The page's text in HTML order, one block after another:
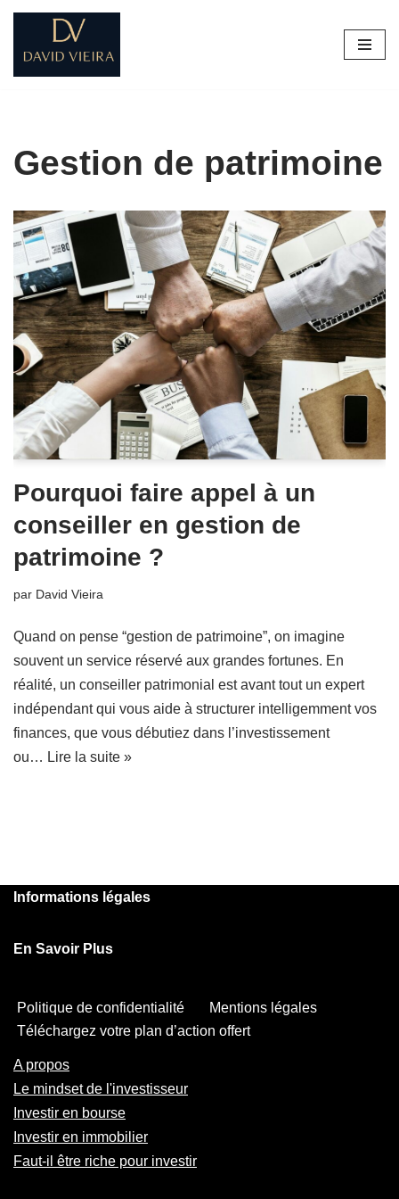
Aller
au
Gestion de patrimoine
Pourquoi faire appel à un
conseiller en gestion de
patrimoine ?
par David Vieira
Quand on pense “gestion de patrimoine”, on imagine
souvent un service réservé aux grandes fortunes. En
réalité, un conseiller patrimonial est avant tout un expert
indépendant qui vous aide à structurer intelligemment vos
finances, que vous débutiez dans l’investissement
ou… Lire la suite »
Informations légales
En Savoir Plus
Politique de confidentialité
Mentions légales
Téléchargez votre plan d’action offert
A propos
Le mindset de l'investisseur
Investir en bourse
Investir en immobilier
Faut-il être riche pour investir